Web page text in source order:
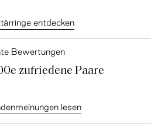
entdecken
Bewertungen
zufriedene Paare
lesen